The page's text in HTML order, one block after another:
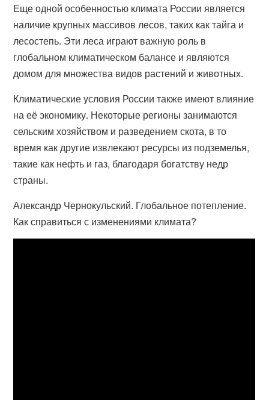
Еще одной особенностью климата России является
наличие крупных массивов лесов, таких как тайга и
лесостепь. Эти леса играют важную роль в
глобальном климатическом балансе и являются
домом для множества видов растений и животных.
Климатические условия России также имеют влияние
на её экономику. Некоторые регионы занимаются
сельским хозяйством и разведением скота, в то
время как другие извлекают ресурсы из подземелья,
такие как нефть и газ, благодаря богатству недр
страны.
Александр Чернокульский. Глобальное потепление.
Как справиться с изменениями климата?